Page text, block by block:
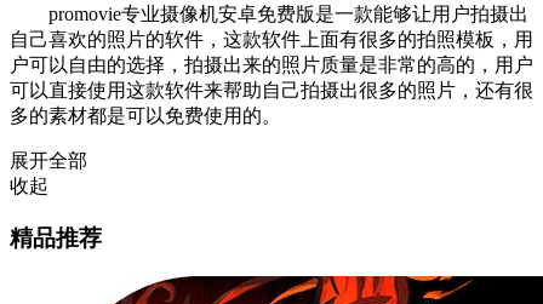
promovie专业摄像机安卓免费版是一款能够让用户拍摄出
自己喜欢的照片的软件，这款软件上面有很多的拍照模板，用
户可以自由的选择，拍摄出来的照片质量是非常的高的，用户
可以直接使用这款软件来帮助自己拍摄出很多的照片，还有很
多的素材都是可以免费使用的。
展开全部
收起
精品推荐